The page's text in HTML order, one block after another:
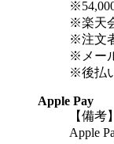
※楽天
※注文
※メー
※後払
Apple Pay
【備考】
Apple